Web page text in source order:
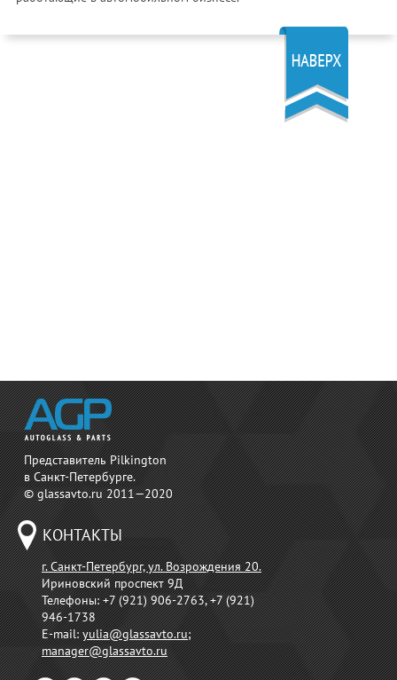
Представитель Pilkington
в Санкт-Петербурге.
© glassavto.ru 2011—2020
КОНТАКТЫ
г. Санкт-Петербург, ул. Возрождения 20.
Ириновский проспект 9Д
Телефоны:+7 (921) 906-2763, +7 (921)
946-1738
E-mail:yulia@glassavto.ru;
manager@glassavto.ru